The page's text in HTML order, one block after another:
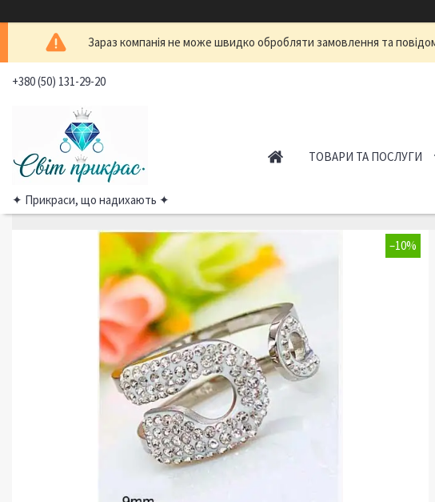
Зараз компанія не може швидко обробляти замовлення та
+380 (50) 131-29-20
✦ Прикраси, що надихають ✦
ТОВАРИ ТА ПОСЛУГИ
–10%